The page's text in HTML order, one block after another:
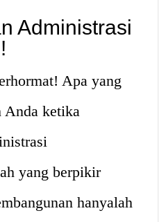
Administrasi
Apa yang
Anda ketika
yang berpikir
hanyalah